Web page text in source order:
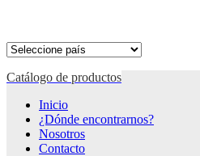
Catálogo de productos
Inicio
¿Dónde encontrarnos?
Nosotros
Contacto